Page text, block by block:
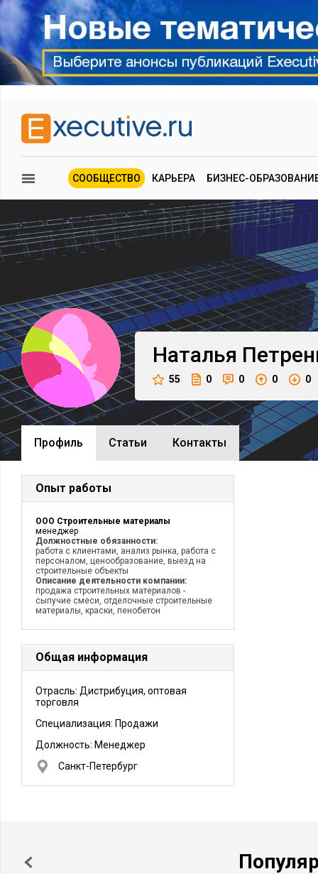
СООБЩЕСТВО КАРЬЕРА БИЗНЕС-
Наталья
55 0 0 0 0
Профиль Cтатьи Контакты
Опыт работы
ООО Строительные материалы
менеджер
Должностные обязанности:
работа с клиентами, анализ рынка, работа с
персоналом, ценообразование, выезд на
строительные объекты
Описание деятельности компании:
продажа строительных материалов -
сыпучие смеси, отделочные строительные
материалы, краски, пенобетон
Общая информация
Отрасль: Дистрибуция, оптовая
торговля
Специализация: Продажи
Должность: Менеджер
Санкт-Петербург